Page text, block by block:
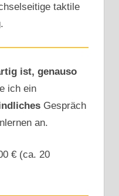
taktile
ist, genauso
ich ein
Gespräch
an.
€ (ca. 20